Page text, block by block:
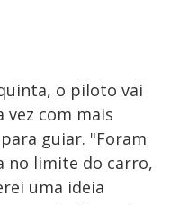
o piloto vai
com mais
guiar. "Foram
no limite do carro,
uma ideia